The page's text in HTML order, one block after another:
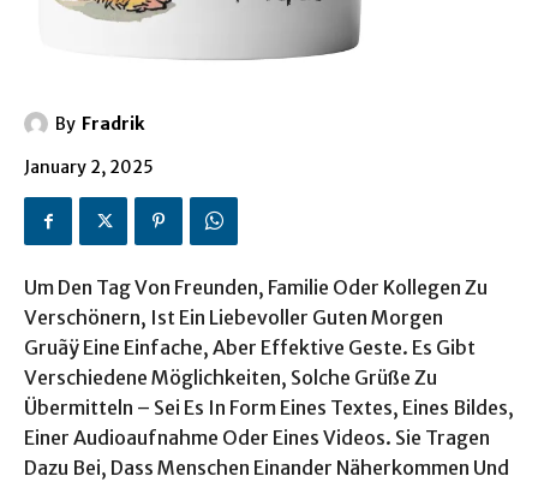
By Fradrik
January 2, 2025
Um Den Tag Von Freunden, Familie Oder Kollegen Zu
Verschönern, Ist Ein Liebevoller Guten Morgen
Gruãÿ Eine Einfache, Aber Effektive Geste. Es Gibt
Verschiedene Möglichkeiten, Solche Grüße Zu
Übermitteln – Sei Es In Form Eines Textes, Eines Bildes,
Einer Audioaufnahme Oder Eines Videos. Sie Tragen
Dazu Bei, Dass Menschen Einander Näherkommen Und